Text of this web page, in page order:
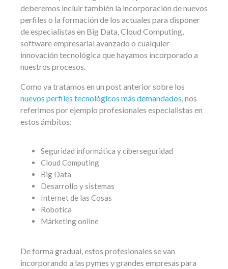
deberemos incluir también la incorporación de nuevos
perfiles o la formación de los actuales para disponer
de especialistas en Big Data, Cloud Computing,
software empresarial avanzado o cualquier
innovación tecnológica que hayamos incorporado a
nuestros procesos.
Como ya tratamos en un post anterior sobre los
nuevos perfiles tecnológicos más demandados, nos
referimos por ejemplo profesionales especialistas en
estos ámbitos:
Seguridad informática y ciberseguridad
Cloud Computing
Big Data
Desarrollo y sistemas
Internet de las Cosas
Robotíca
Márketing online
De forma gradual, estos profesionales se van
incorporando a las pymes y grandes empresas para